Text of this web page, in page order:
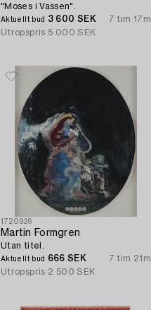
"Moses i Vassen".
Aktuellt bud 3 600 SEK
7 tim 17m
Utropspris 5 000 SEK
1720926
Martin Formgren
Utan titel.
Aktuellt bud 666 SEK
7 tim 21m
Utropspris 2 500 SEK